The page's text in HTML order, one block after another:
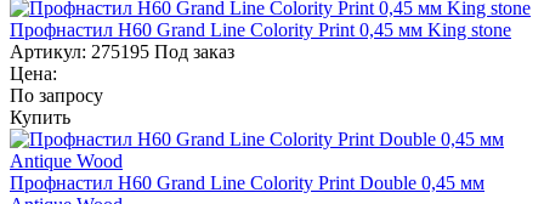
Профнастил Н60 Grand Line Colority Print 0,45 мм King stone
Артикул: 275195 Под заказ
Цена:
По запросу
Купить
Профнастил Н60 Grand Line Colority Print Double 0,45 мм